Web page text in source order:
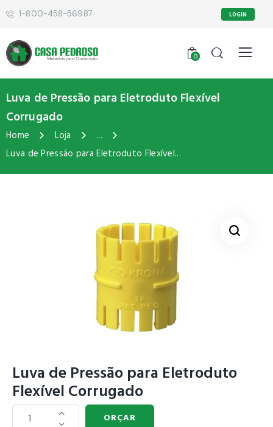
1-800-458-56987 LOGIN
0
Luva de Pressão para Eletroduto Flexível
Corrugado
Home Loja
...
Luva de Pressão para Eletroduto Flexível...
Luva de Pressão para Eletroduto
Flexível Corrugado
ORÇAR